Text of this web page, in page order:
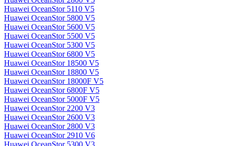
Huawei OceanStor 5110 V5
Huawei OceanStor 5800 V5
Huawei OceanStor 5600 V5
Huawei OceanStor 5500 V5
Huawei OceanStor 5300 V5
Huawei OceanStor 6800 V5
Huawei OceanStor 18500 V5
Huawei OceanStor 18800 V5
Huawei OceanStor 18000F V5
Huawei OceanStor 6800F V5
Huawei OceanStor 5000F V5
Huawei OceanStor 2200 V3
Huawei OceanStor 2600 V3
Huawei OceanStor 2800 V3
Huawei OceanStor 2910 V6
Huawei OceanStor 5300 V3